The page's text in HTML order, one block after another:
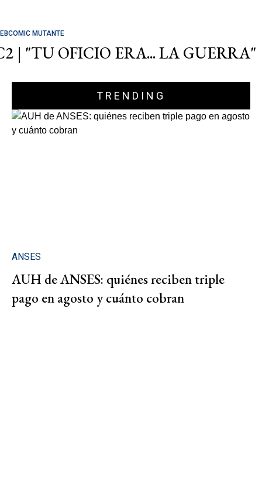
MUTANTE
| "TU OFICIO ERA... LA GUERRA"
TRENDING
ANSES
AUH de ANSES: quiénes reciben triple
pago en agosto y cuánto cobran